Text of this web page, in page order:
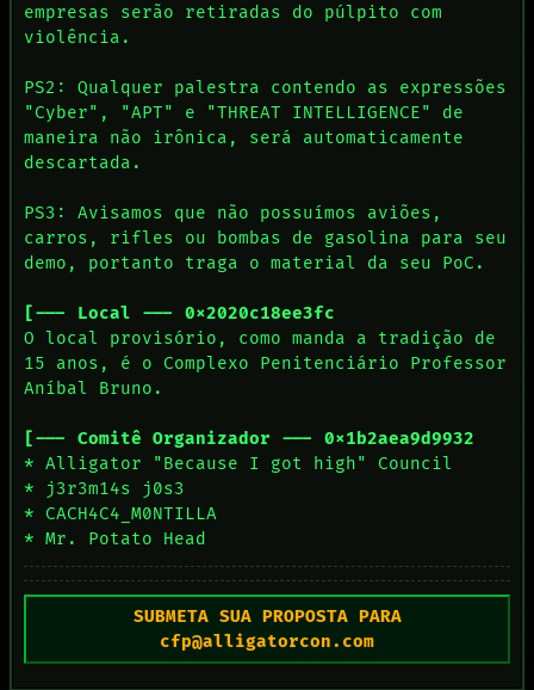
empresas serão retiradas do púlpito com
violência.
PS2: Qualquer palestra contendo as expressões
"Cyber", "APT" e "THREAT INTELLIGENCE" de
maneira não irônica, será automaticamente
descartada.
PS3: Avisamos que não possuímos aviões,
carros, rifles ou bombas de gasolina para seu
demo, portanto traga o material da seu PoC.
[--- Local --- 0x2020c18ee3fc
O local provisório, como manda a tradição de
15 anos, é o Complexo Penitenciário Professor
Aníbal Bruno.
[--- Comitê Organizador --- 0x1b2aea9d9932
* Alligator "Because I got high" Council
* j3r3m14s j0s3
* CACH4C4_M0NTILLA
* Mr. Potato Head
SUBMETA SUA PROPOSTA PARA
cfp@alligatorcon.com